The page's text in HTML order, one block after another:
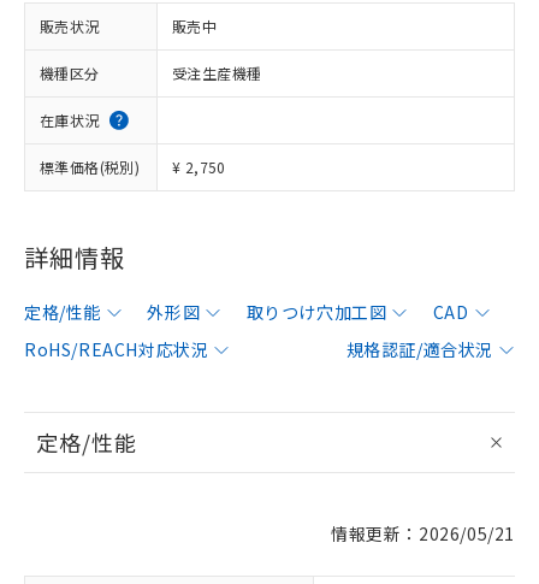
販売状況 販売中
機種区分 受注生産機種
在庫状況
標準価格(税別) ¥ 2,750
詳細情報
定格/性能 外形図 取りつけ穴加工図
CAD
RoHS/REACH対応状況
規格認証/適合状況
定格/性能
情報更新：2026/05/21